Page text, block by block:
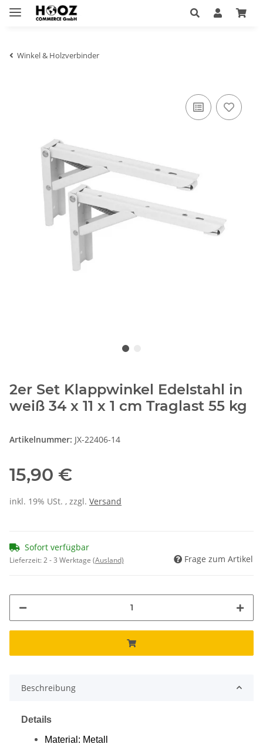
Winkel & Holzverbinder
2er Set Klappwinkel Edelstahl in
weiß 34 x 11 x 1 cm Traglast 55 kg
Artikelnummer: JX-22406-14
15,90 €
inkl. 19% USt. , zzgl. Versand
Sofort verfügbar
Lieferzeit:2 - 3 Werktage (Ausland) Frage zum Artikel
Beschreibung
Details
Material: Metall